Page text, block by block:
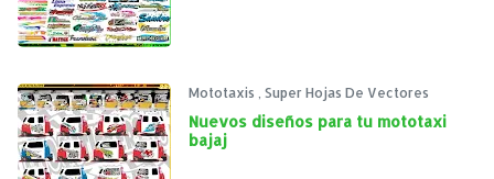
Mototaxis Super Hojas De Vectores
Nuevos diseños para tu mototaxi
bajaj